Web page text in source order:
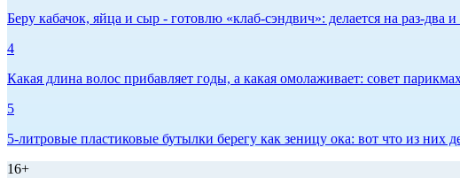
Беру кабачок, яйца и сыр - готовлю «клаб-сэндвич»: делается на раз-два
4
Какая длина волос прибавляет годы, а какая омолаживает: совет
5
5-литровые пластиковые бутылки берегу как зеницу ока: вот что из них
16+